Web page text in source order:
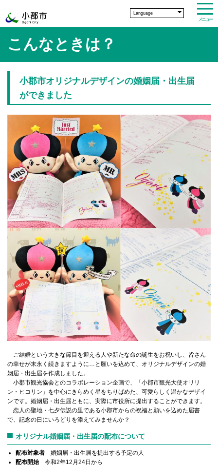
Language
メニュー
こんなときは？
小郡市オリジナルデザインの婚姻届・出生届
ができました
ご結婚という大きな節目を迎える人や新たな命の誕生をお祝いし、皆さん
の幸せが末永く続きますように…と願いを込めて、オリジナルデザインの婚
姻届・出生届を作成しました。
小郡市観光協会とのコラボレーション企画で、「小郡市観光大使オリリ
ン・ヒコリン」を中心にきらめく星をちりばめた、可愛らしく温かなデザイ
ンです。婚姻届・出生届ともに、実際に市役所に提出することができます。
恋人の聖地・七夕伝説の里である小郡市からの祝福と願いを込めた届書
で、記念の日にいろどりを添えてみませんか？
オリジナル婚姻届・出生届の配布について
配布対象者婚姻届・出生届を提出する予定の人
配布開始令和2年12月24日から